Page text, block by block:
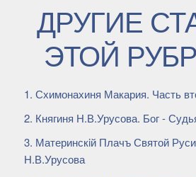
ДРУГИЕ
ЭТОЙ
Схимонахиня Макария. Часть
Княгиня Н.В.Урусова. Бог -
Материнскiй Плачъ Святой
Н.В.Урусова